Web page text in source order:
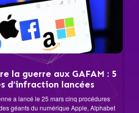
la guerre aux GAFAM : 5
d’infraction lancées
a lancé le 25 mars cinq procédures
géants du numérique Apple, Alphabet